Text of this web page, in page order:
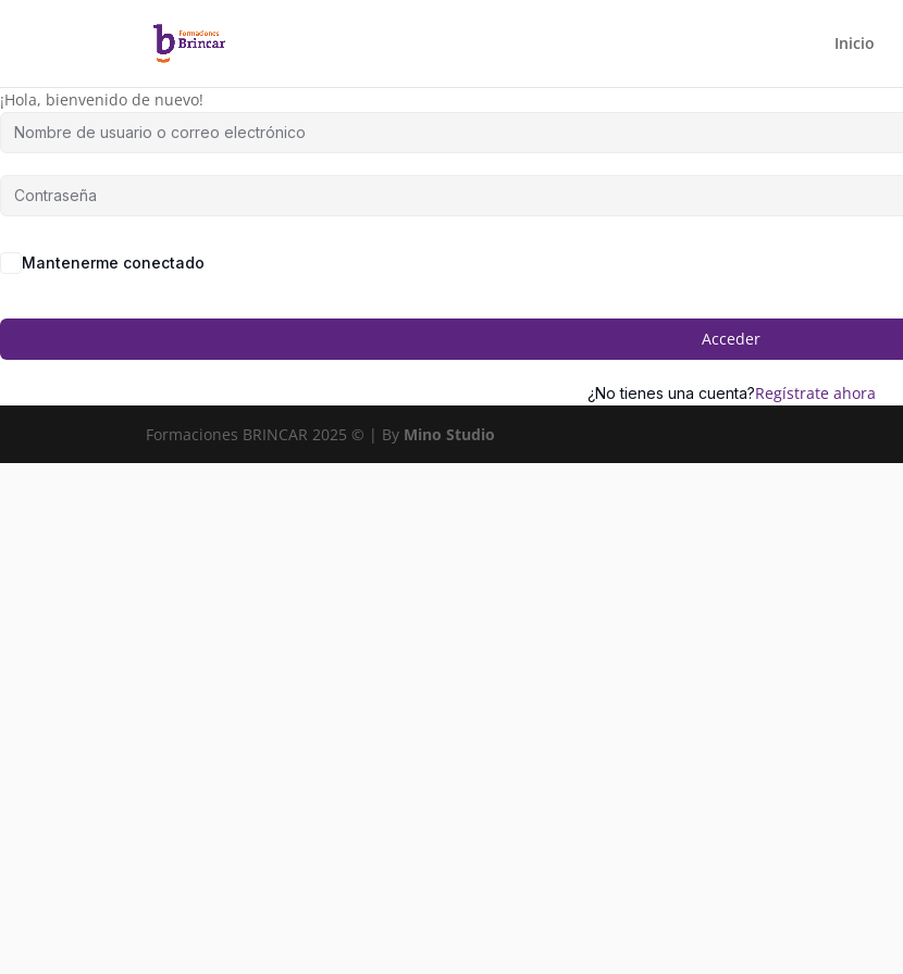
Inicio
¡Hola, bienvenido de nuevo!
Mantenerme conectado
Acceder
¿No tienes una cuenta?Regístrate ahora
Formaciones BRINCAR 2025 © | By Mino Studio